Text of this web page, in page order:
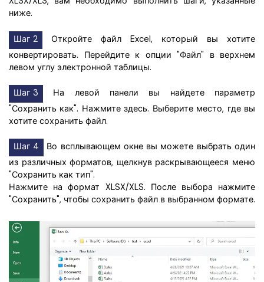
ниже.
Шаг 2
Откройте файл Excel, который вы хотите
конвертировать. Перейдите к опции "Файл" в верхнем
левом углу электронной таблицы.
Шаг 3
На левой панели вы найдете параметр
"Сохранить как". Нажмите здесь. Выберите место, где вы
хотите сохранить файл.
Шаг 4
Во всплывающем окне вы можете выбрать один
из различных форматов, щелкнув раскрывающееся меню
"Сохранить как тип".
Нажмите на формат XLSX/XLS. После выбора нажмите
"Сохранить", чтобы сохранить файл в выбранном формате.